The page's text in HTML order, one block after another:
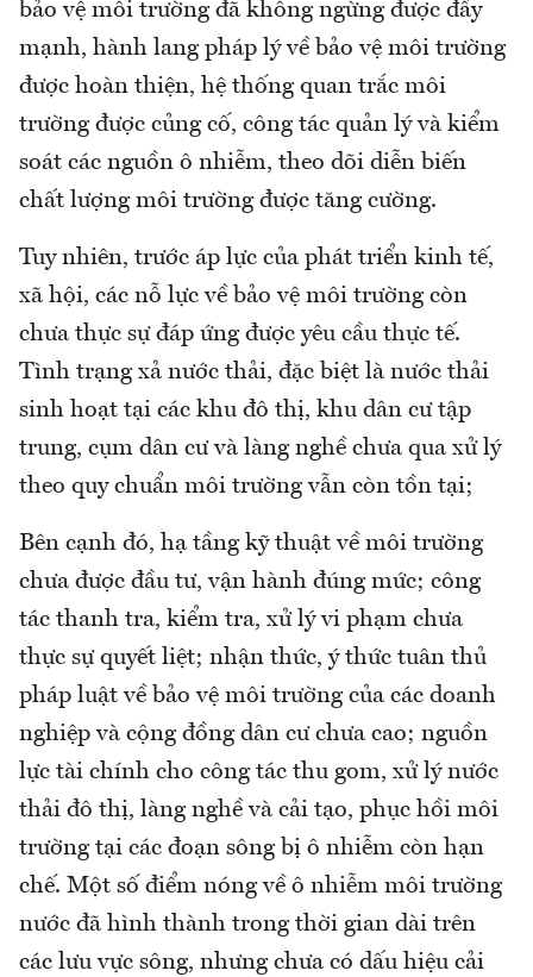
bảo vệ môi trường đã không ngừng được đẩy
mạnh, hành lang pháp lý về bảo vệ môi trường
được hoàn thiện, hệ thống quan trắc môi
trường được củng cố, công tác quản lý và kiểm
soát các nguồn ô nhiễm, theo dõi diễn biến
chất lượng môi trường được tăng cường.
Tuy nhiên, trước áp lực của phát triển kinh tế,
xã hội, các nỗ lực về bảo vệ môi trường còn
chưa thực sự đáp ứng được yêu cầu thực tế.
Tình trạng xả nước thải, đặc biệt là nước thải
sinh hoạt tại các khu đô thị, khu dân cư tập
trung, cụm dân cư và làng nghề chưa qua xử lý
theo quy chuẩn môi trường vẫn còn tồn tại;
Bên cạnh đó, hạ tầng kỹ thuật về môi trường
chưa được đầu tư, vận hành đúng mức; công
tác thanh tra, kiểm tra, xử lý vi phạm chưa
thực sự quyết liệt; nhận thức, ý thức tuân thủ
pháp luật về bảo vệ môi trường của các doanh
nghiệp và cộng đồng dân cư chưa cao; nguồn
lực tài chính cho công tác thu gom, xử lý nước
thải đô thị, làng nghề và cải tạo, phục hồi môi
trường tại các đoạn sông bị ô nhiễm còn hạn
chế. Một số điểm nóng về ô nhiễm môi trường
nước đã hình thành trong thời gian dài trên
các lưu vực sông, nhưng chưa có dấu hiệu cải